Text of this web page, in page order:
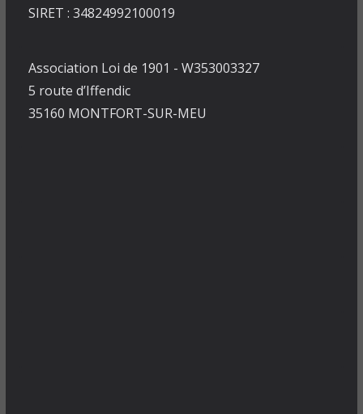
SIRET : 34824992100019
Association Loi de 1901 - W353003327
5 route d’Iffendic
35160 MONTFORT-SUR-MEU